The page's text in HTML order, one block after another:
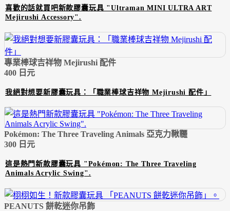
喜歡的話就買吧新款膠囊玩具 "Ultraman MINI ULTRA ART
Mejirushi Accessory".
專業棒球吉祥物 Mejirushi 配件
400 日元
我絕對想要新膠囊玩具：「職業棒球吉祥物 Mejirushi 配件」
Pokémon: The Three Traveling Animals 亞克力鞦韆
300 日元
這是熱門新款膠囊玩具 "Pokémon: The Three Traveling
Animals Acrylic Swing".
PEANUTS 餅乾迷你吊飾